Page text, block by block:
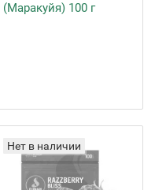
(Маракуйя) 100 г
Нет в наличии